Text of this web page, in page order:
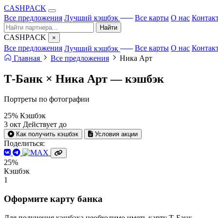
CASHPACK
Все предложения Лучший кэшбэк Все карты О нас
Найти
CASHPACK ×
Все предложения Лучший кэшбэк Все карты О нас
Главная
Все предложения Ника Арт
Т-Банк × Ника Арт —кэшбэк
Портреты по фотографии
25% Кэшбэк
3 окт Действует до
Как получить кэшбэк Условия акции
Поделиться:
25%
Кэшбэк
1
Оформите карту банка